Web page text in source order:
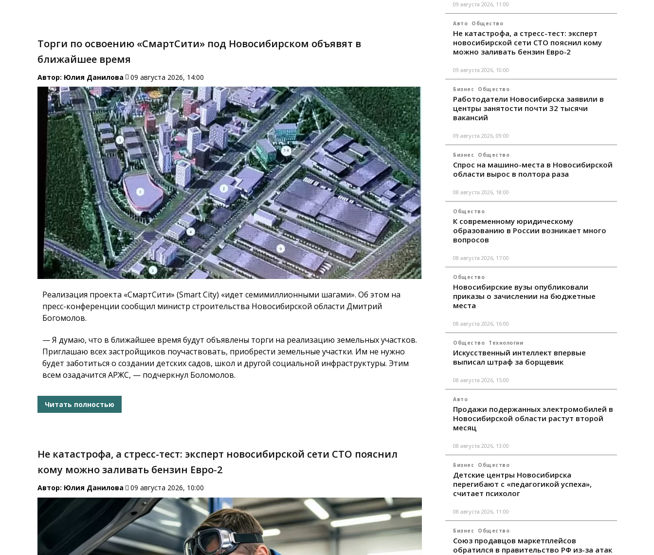
Торги по освоению «СмартСити» под Новосибирском объявят в
ближайшее время
Автор: Юлия Данилова 09 августа 2026, 14:00
Реализация проекта «СмартСити» (Smart City) «идет семимиллионными шагами». Об этом на
пресс-конференции сообщил министр строительства Новосибирской области Дмитрий
Богомолов.
— Я думаю, что в ближайшее время будут объявлены торги на реализацию земельных участков.
Приглашаю всех застройщиков поучаствовать, приобрести земельные участки. Им не нужно
будет заботиться о создании детских садов, школ и другой социальной инфраструктуры.Этим
всем озадачится АРЖС, — подчеркнул Боломолов.
Читать полностью
Не катастрофа, а стресс-тест: эксперт новосибирской сети СТО пояснил
кому можно заливать бензин Евро‑2
Автор: Юлия Данилова 09 августа 2026, 10:00
09 августа 2026, 11:00
Авто Общество
Не катастрофа, а стресс-тест: эксперт
новосибирской сети СТО пояснил кому
можно заливать бензин Евро‑2
09 августа 2026, 10:00
Бизнес Общество
Работодатели Новосибирска заявили в
центры занятости почти 32 тысячи
вакансий
09 августа 2026, 09:00
Бизнес Общество
Спрос на машино-места в Новосибирской
области вырос в полтора раза
08 августа 2026, 18:00
Общество
К современному юридическому
образованию в России возникает много
вопросов
08 августа 2026, 17:00
Общество
Новосибирские вузы опубликовали
приказы о зачислении на бюджетные
места
08 августа 2026, 16:00
Общество Технологии
Искусственный интеллект впервые
выписал штраф за борщевик
08 августа 2026, 15:00
Авто
Продажи подержанных электромобилей в
Новосибирской области растут второй
месяц
08 августа 2026, 13:00
Бизнес Общество
Детские центры Новосибирска
перегибают с «педагогикой успеха»,
считает психолог
08 августа 2026, 11:00
Бизнес Общество
Союз продавцов маркетплейсов
обратился в правительство РФ из-за атак